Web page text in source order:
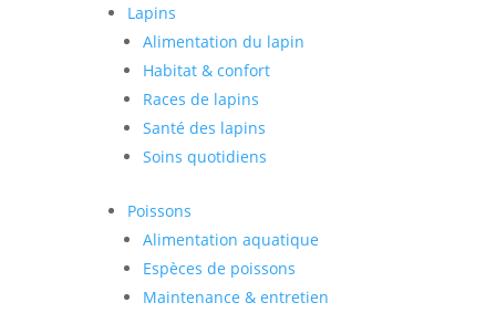
Lapins
Alimentation du lapin
Habitat & confort
Races de lapins
Santé des lapins
Soins quotidiens
Poissons
Alimentation aquatique
Espèces de poissons
Maintenance & entretien